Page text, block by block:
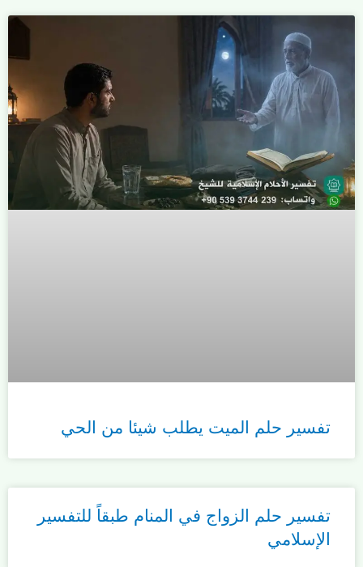
تفسير حلم الميت يطلب شيئا من الحي
تفسير حلم الزواج في المنام طبقاً للتفسير
الإسلامي